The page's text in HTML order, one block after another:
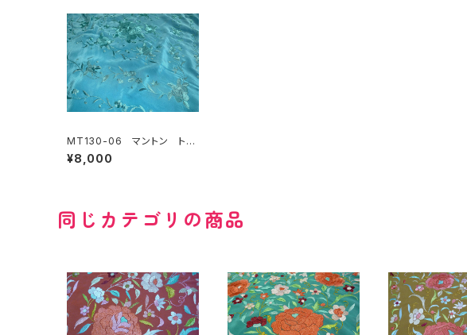
MT130-06 マントン トル
コブルー単色
¥8,000
同じカテゴリの商品